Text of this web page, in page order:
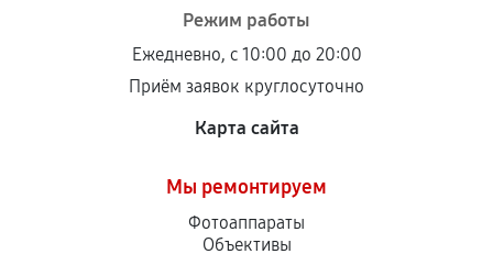
Режим работы
Ежедневно, с 10:00 до 20:00
Приём заявок круглосуточно
Карта сайта
Мы ремонтируем
Фотоаппараты
Объективы